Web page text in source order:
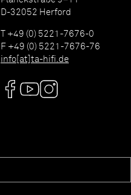
D-32052 Herford
T +49 (0) 5221-7676-0
F +49 (0) 5221-7676-76
info[at]ta-hifi.de